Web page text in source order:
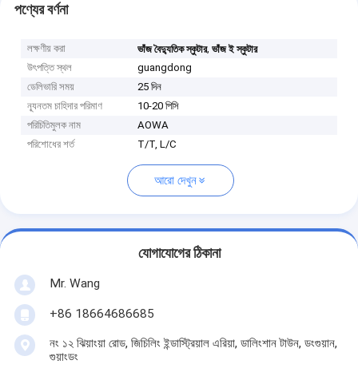
পণ্যের বর্ণনা
লক্ষণীয় করা ভাঁজ বৈদ্যুতিক স্কুটার,ভাঁজ ই স্কুটার
উৎপত্তি স্থল
guangdong
ডেলিভারি সময়
25 দিন
ন্যূনতম চাহিদার পরিমাণ
10-20 পিসি
পরিচিতিমুলক নাম
AOWA
পরিশোধের শর্ত
T/T, L/C
আরো দেখুন
যোগাযোগের ঠিকানা
Mr. Wang
+86 18664686685
নং ১২ ঝিয়াংয়া রোড, জিচিলিং ইন্ডাস্ট্রিয়াল এরিয়া, ডালিংশান টাউন, ডংগুয়ান,
গুয়াংডং